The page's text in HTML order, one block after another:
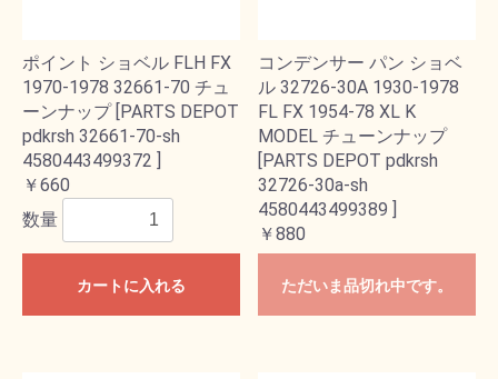
ポイント ショベル FLH FX
1970-1978 32661-70 チュ
ーンナップ [PARTS DEPOT
pdkrsh 32661-70-sh
4580443499372 ]
￥660
数量
カートに入れる
コンデンサー パン ショベ
ル 32726-30A 1930-1978
FL FX 1954-78 XL K
MODEL チューンナップ
[PARTS DEPOT pdkrsh
32726-30a-sh
4580443499389 ]
￥880
ただいま品切れ中です。